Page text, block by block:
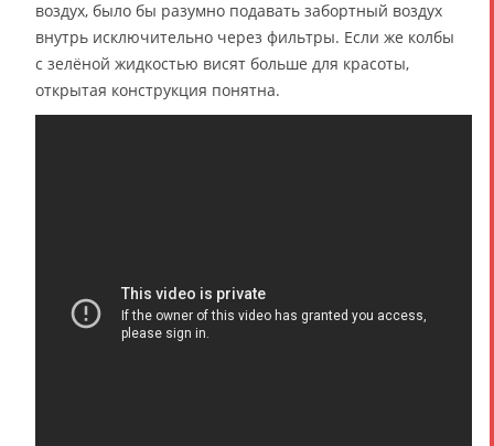
воздух, было бы разумно подавать забортный воздух
внутрь исключительно через фильтры. Если же колбы
с зелёной жидкостью висят больше для красоты,
открытая конструкция понятна.